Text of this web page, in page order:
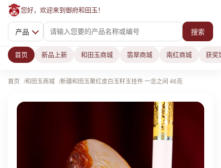
您好，欢迎来到御府和田玉！
产品 搜索
首页 新品上新 和田玉商城 翡翠商城 南红商城 获奖
首页 和田玉商城 新疆和田玉聚红皮白玉籽玉挂件 一念之间 46克